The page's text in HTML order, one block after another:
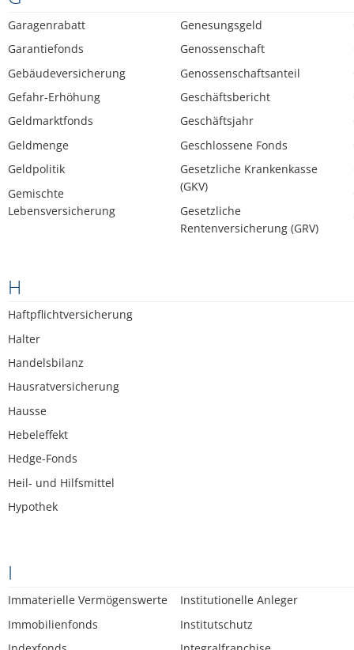
Garagenrabatt
Garantiefonds
Gebäudeversicherung
Gefahr-Erhöhung
Geldmarktfonds
Geldmenge
Geldpolitik
Gemischte
Lebensversicherung
Genesungsgeld
Genossenschaft
Genossenschaftsanteil
Geschäftsbericht
Geschäftsjahr
Geschlossene Fonds
Gesetzliche Krankenkasse
(GKV)
Gesetzliche
Rentenversicherung (GRV)
H
Haftpflichtversicherung
Halter
Handelsbilanz
Hausratversicherung
Hausse
Hebeleffekt
Hedge-Fonds
Heil- und Hilfsmittel
Hypothek
I
Immaterielle Vermögenswerte
Immobilienfonds
Institutionelle Anleger
Institutschutz